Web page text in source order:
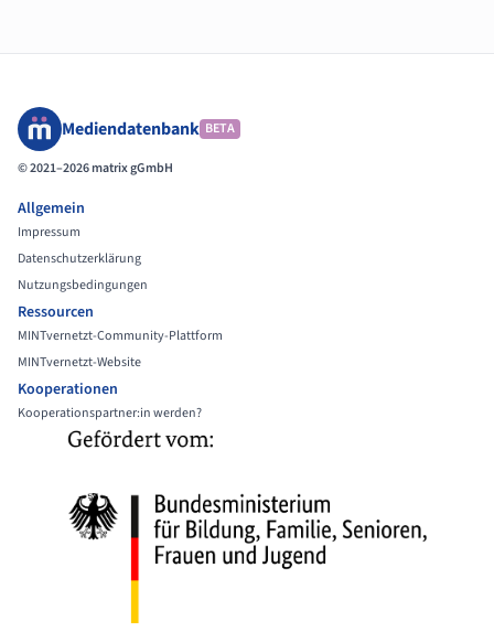
Mediendatenbank BETA
© 2021–2026 matrix gGmbH
Allgemein
Impressum
Datenschutzerklärung
Nutzungsbedingungen
Ressourcen
MINTvernetzt-Community-Plattform
MINTvernetzt-Website
Kooperationen
Kooperationspartner:in werden?